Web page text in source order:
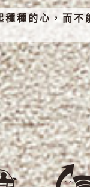
種的心，而不